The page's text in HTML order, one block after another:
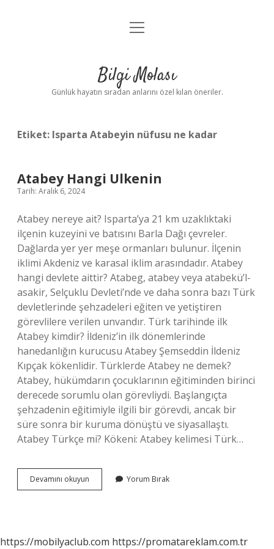
Anasayfa
Yasal Uyarı
menüyü
Bilgi Molası
Günlük hayatın sıradan anlarını özel kılan öneriler.
Etiket: Isparta Atabeyin nüfusu ne kadar
Atabey Hangi Ulkenin
Tarih: Aralık 6, 2024
Atabey nereye ait? Isparta’ya 21 km uzaklıktaki
ilçenin kuzeyini ve batısını Barla Dağı çevreler.
Dağlarda yer yer meşe ormanları bulunur. İlçenin
iklimi Akdeniz ve karasal iklim arasındadır. Atabey
hangi devlete aittir? Atabeg, atabey veya atabekü’l-
asakir, Selçuklu Devleti’nde ve daha sonra bazı Türk
devletlerinde şehzadeleri eğiten ve yetiştiren
görevlilere verilen unvandır. Türk tarihinde ilk
Atabey kimdir? İldeniz’in ilk dönemlerinde
hanedanlığın kurucusu Atabey Şemseddin İldeniz
Kıpçak kökenlidir. Türklerde Atabey ne demek?
Atabey, hükümdarın çocuklarının eğitiminden birinci
derecede sorumlu olan görevliydi. Başlangıçta
şehzadenin eğitimiyle ilgili bir görevdi, ancak bir
süre sonra bir kuruma dönüştü ve siyasallaştı.
Atabey Türkçe mi? Kökeni: Atabey kelimesi Türk…
Devamını okuyun
Hangi
Yorum Bırak
https://mobilyaclub.com https://promatareklam.com.tr